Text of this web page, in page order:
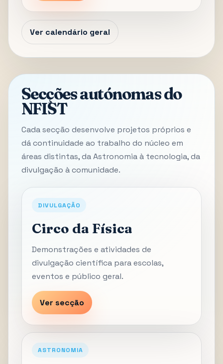
Ver calendário geral
Secções autónomas do
NFIST
Cada secção desenvolve projetos próprios e
dá continuidade ao trabalho do núcleo em
áreas distintas, da Astronomia à tecnologia, da
divulgação à comunidade.
DIVULGAÇÃO
Circo da Física
Demonstrações e atividades de
divulgação científica para escolas,
eventos e público geral.
Ver secção
ASTRONOMIA